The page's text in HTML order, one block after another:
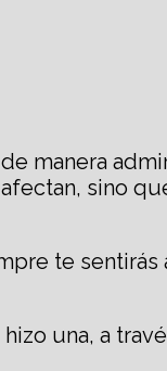
manera
sino
te sentirás
una, a